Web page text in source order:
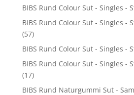
BIBS Rund Colour Sut - Singles -
BIBS Rund Colour Sut - Singles -
(57)
BIBS Rund Colour Sut - Singles -
BIBS Rund Colour Sut - Singles -
(17)
BIBS Rund Naturgummi Sut -